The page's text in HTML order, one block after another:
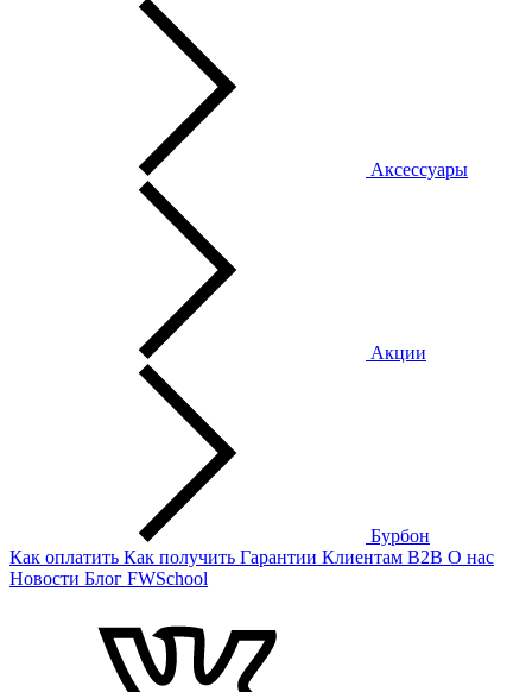
Аксессуары
Акции
Бурбон
Как оплатить Как получить Гарантии Клиентам B2B О нас
Новости Блог FWSchool